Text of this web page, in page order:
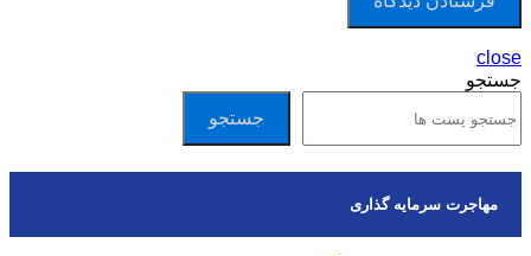
close
جستجو
جستجو
مهاجرت سرمایه گذاری